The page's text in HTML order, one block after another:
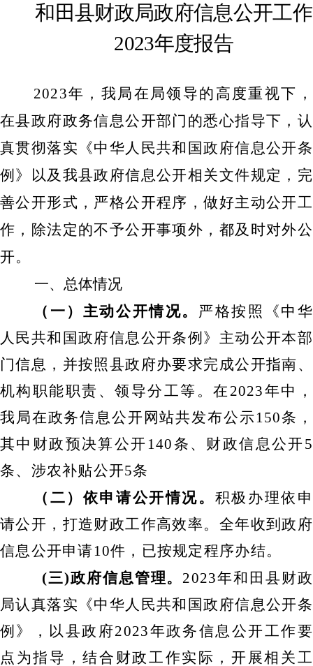
和田县财政局政府信息公开工作
2023年度报告
2023年，我局在局领导的高度重视下，
在县政府政务信息公开部门的悉心指导下，认
真贯彻落实《中华人民共和国政府信息公开条
例》以及我县政府信息公开相关文件规定，完
善公开形式，严格公开程序，做好主动公开工
作，除法定的不予公开事项外，都及时对外公
开。
一、总体情况
（ 一）主动公开情况。 严格按照《中华
人民共和国政府信息公开条例》主动公开本部
门信息，并按照县政府办要求完成公开指南、
机构职能职责、领导分工等。在 2023年中，
我局在政务信息公开网站共发布公示150条，
其中财政预决算公开140条、财政信息公开5
条、涉农补贴公开5条
（二）依申请公开情况。 积极办理依申
请公开，打造财政工作高效率。全年收到政府
信息公开申请10件，已按规定程序办结。
(三)政府信息管理。 2023年和田县财政
局认真落实《中华人民共和国政府信息公开条
例》，以县政府2023年政务信息公开工作要
点为指导，结合财政工作实际，开展相关工